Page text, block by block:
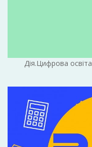
Дія.Цифрова освіта